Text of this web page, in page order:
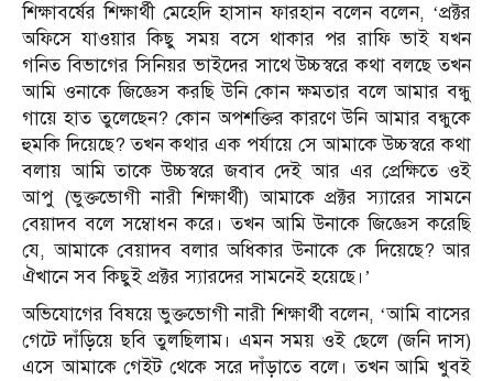
শিক্ষাবর্ষের শিক্ষার্থী মেহেদি হাসান ফারহান বলেন বলেন, ‘প্রক্টর
অফিসে যাওয়ার কিছু সময় বসে থাকার পর রাফি ভাই যখন
গনিত বিভাগের সিনিয়র ভাইদের সাথে উচ্চস্বরে কথা বলছে তখন
আমি ওনাকে জিজ্ঞেস করছি উনি কোন ক্ষমতার বলে আমার বন্ধু
গায়ে হাত তুলেছেন? কোন অপশক্তির কারণে উনি আমার বন্ধুকে
হুমকি দিয়েছে? তখন কথার এক পর্যায়ে সে আমাকে উচ্চস্বরে কথা
বলায় আমি তাকে উচ্চস্বরে জবাব দেই আর এর প্রেক্ষিতে ওই
আপু (ভুক্তভোগী নারী শিক্ষার্থী) আমাকে প্রক্টর স্যারের সামনে
বেয়াদব বলে সম্বোধন করে। তখন আমি উনাকে জিজ্ঞেস করেছি
যে, আমাকে বেয়াদব বলার অধিকার উনাকে কে দিয়েছে? আর
ঐখানে সব কিছুই প্রক্টর স্যারদের সামনেই হয়েছে।’
অভিযোগের বিষয়ে ভুক্তভোগী নারী শিক্ষার্থী বলেন, ‘আমি বাসের
গেটে দাঁড়িয়ে ছবি তুলছিলাম। এমন সময় ওই ছেলে (জনি দাস)
এসে আমাকে গেইট থেকে সরে দাঁড়াতে বলে। তখন আমি খুবই